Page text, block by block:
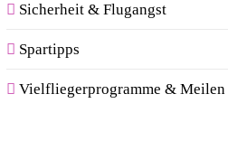
Sicherheit & Flugangst
Spartipps
Vielfliegerprogramme & Meilen